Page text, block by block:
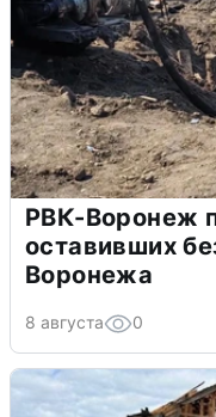
РВК-Воронеж
оставивших
Воронежа
8 августа 0